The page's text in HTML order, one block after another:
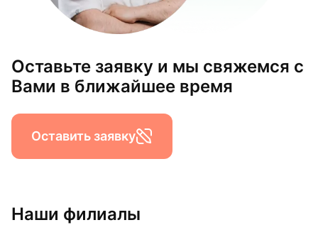
Оставьте заявку и мы свяжемся с
Вами в ближайшее время
Оставить заявку
Наши филиалы